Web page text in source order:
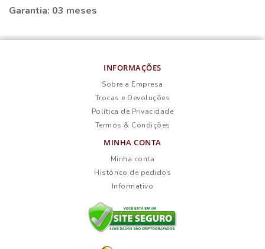
Garantia: 03 meses
INFORMAÇÕES
Sobre a Empresa
Trocas e Devoluções
Política de Privacidade
Termos & Condições
MINHA CONTA
Minha conta
Histórico de pedidos
Informativo